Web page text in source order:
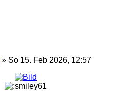
» So 15. Feb 2026, 12:57